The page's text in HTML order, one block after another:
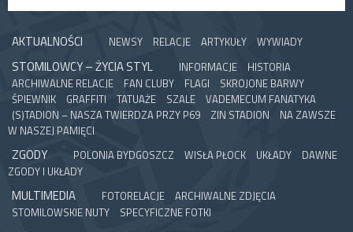
AKTUALNOŚCI NEWSY RELACJE ARTYKUŁY WYWIADY
STOMILOWCY – ŻYCIA STYL INFORMACJE
HISTORIA
ARCHIWALNE RELACJE
FAN CLUBY FLAGI
SKROJONE BARWY
ŚPIEWNIK
GRAFFITI TATUAŻE SZALE
VADEMECUM FANATYKA
(S)TADION – NASZA TWIERDZA PRZY P69
ZIN STADION
NA ZAWSZE
W NASZEJ PAMIĘCI
ZGODY POLONIA BYDGOSZCZ WISŁA PŁOCK UKŁADY
DAWNE
ZGODY I UKŁADY
MULTIMEDIA FOTORELACJE
ARCHIWALNE ZDJĘCIA
STOMILOWSKIE NUTY
SPECYFICZNE FOTKI